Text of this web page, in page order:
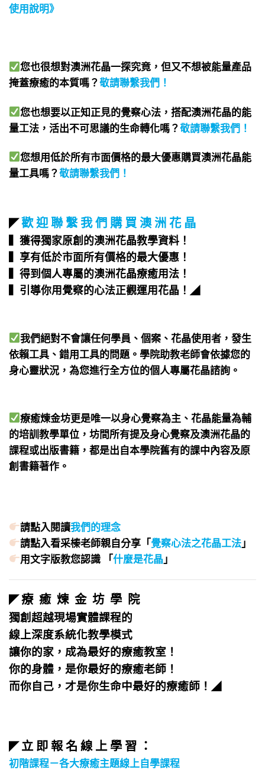
使用說明》
您也很想對澳洲花晶一探究竟，但又不想被能量產品
掩蓋療癒的本質嗎？敬請聯繫我們 ！
您也想要以正知正見的覺察心法，搭配澳洲花晶的能
量工法，活出不可思議的生命轉化嗎？敬請聯繫我們 ！
您想用低於所有市面價格的最大優惠購買澳洲花晶能
量工具嗎？敬請聯繫我們 ！
◤歡 迎 聯 繫 我 們 購 買 澳 洲 花 晶
▍獲得獨家原創的澳洲花晶教學資料！
▍享有低於市面所有價格的最大優惠！
▍得到個人專屬的澳洲花晶療癒用法！
▍引導你用覺察的心法正觀運用花晶！ ◢
我們絕對不會讓任何學員、個案、花晶使用者，發生
依賴工具、錯用工具的問題。學院助教老師會依據您的
身心靈狀況，為您進行全方位的個人專屬花晶諮詢。
療癒煉金坊更是唯一以身心覺察為主、花晶能量為輔
的培訓教學單位，坊間所有提及身心覺察及澳洲花晶的
課程或出版書籍，都是出自本學院舊有的課中內容及原
創書籍著作。
請點入閱讀我們的理念
請點入看采榛老師親自分享「覺察心法之花晶工法」
用文字版教您認識 「什麼是花晶」
◤療 癒 煉 金 坊 學 院
獨創超越現場實體課程的
線上深度系統化教學模式
讓你的家，成為最好的療癒教室！
你的身體，是你最好的療癒老師！
而你自己，才是你生命中最好的療癒師！ ◢
◤立 即 報 名 線 上 學 習 ：
初階課程－各大療癒主題線上自學課程